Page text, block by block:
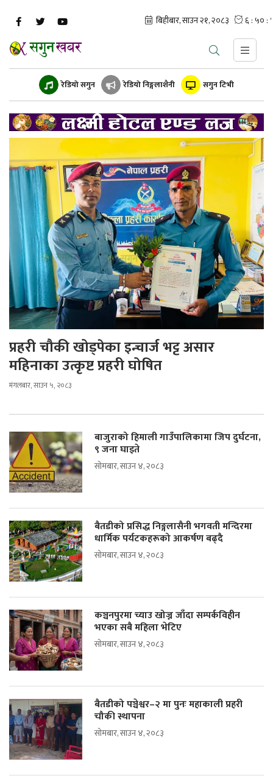
रेडियो सगुन रेडियो निङ्गलाशैनी सगुन टिभी
प्रहरी चौकी खोड्पेका इन्चार्ज भट्ट असार
महिनाका उत्कृष्ट प्रहरी घोषित
मंगलबार, साउन ५, २०८३
बाजुराको हिमाली गाउँपालिकामा जिप दुर्घटना,
९ जना घाइते
सोमबार, साउन ४, २०८३
बैतडीको प्रसिद्ध निङ्गलासैनी भगवती मन्दिरमा
धार्मिक पर्यटकहरूको आकर्षण बढ्दै
सोमबार, साउन ४, २०८३
कञ्चनपुरमा च्याउ खोज्न जाँदा सम्पर्कविहीन
भएका सबै महिला भेटिए
सोमबार, साउन ४, २०८३
बैतडीको पञ्चेश्वर–२ मा पुनः महाकाली प्रहरी
चौकी स्थापना
सोमबार, साउन ४, २०८३